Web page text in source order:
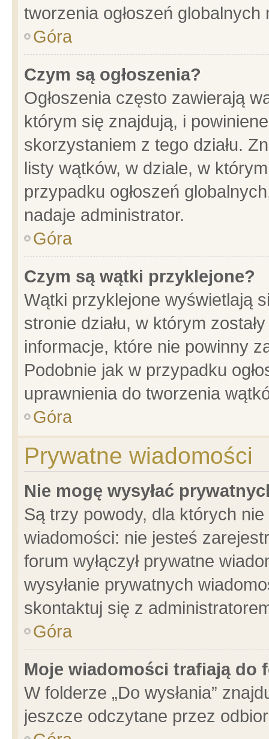
tworzenia ogłoszeń
Góra
Czym są ogłoszenia?
Ogłoszenia często zawierają
którym się znajdują, i
skorzystaniem z tego działu.
listy wątków, w dziale, w
przypadku ogłoszeń
nadaje administrator.
Góra
Czym są wątki przyklejone?
Wątki przyklejone wyświetlają
stronie działu, w którym
informacje, które nie powinny
Podobnie jak w przypadku
uprawnienia do tworzenia
Góra
Prywatne wiadomości
Nie mogę wysyłać
Są trzy powody, dla których
wiadomości: nie jesteś
forum wyłączył prywatne
wysyłanie prywatnych
skontaktuj się z
Góra
Moje wiadomości trafiają do
W folderze „Do wysłania”
jeszcze odczytane przez